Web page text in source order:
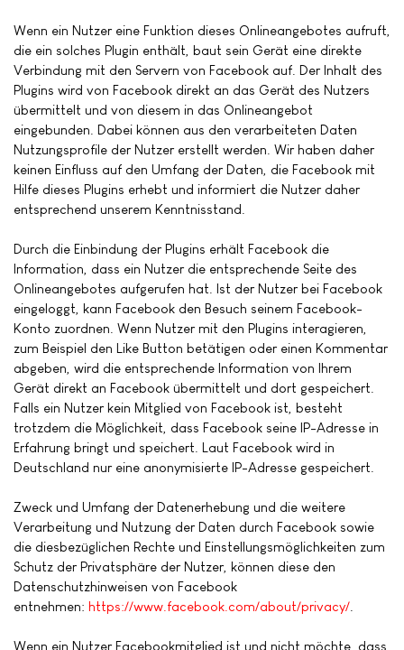
Wenn ein Nutzer eine Funktion dieses Onlineangebotes aufruft,
die ein solches Plugin enthält, baut sein Gerät eine direkte
Verbindung mit den Servern von Facebook auf. Der Inhalt des
Plugins wird von Facebook direkt an das Gerät des Nutzers
übermittelt und von diesem in das Onlineangebot
eingebunden. Dabei können aus den verarbeiteten Daten
Nutzungsprofile der Nutzer erstellt werden. Wir haben daher
keinen Einfluss auf den Umfang der Daten, die Facebook mit
Hilfe dieses Plugins erhebt und informiert die Nutzer daher
entsprechend unserem Kenntnisstand.
Durch die Einbindung der Plugins erhält Facebook die
Information, dass ein Nutzer die entsprechende Seite des
Onlineangebotes aufgerufen hat. Ist der Nutzer bei Facebook
eingeloggt, kann Facebook den Besuch seinem Facebook-
Konto zuordnen. Wenn Nutzer mit den Plugins interagieren,
zum Beispiel den Like Button betätigen oder einen Kommentar
abgeben, wird die entsprechende Information von Ihrem
Gerät direkt an Facebook übermittelt und dort gespeichert.
Falls ein Nutzer kein Mitglied von Facebook ist, besteht
trotzdem die Möglichkeit, dass Facebook seine IP-Adresse in
Erfahrung bringt und speichert. Laut Facebook wird in
Deutschland nur eine anonymisierte IP-Adresse gespeichert.
Zweck und Umfang der Datenerhebung und die weitere
Verarbeitung und Nutzung der Daten durch Facebook sowie
die diesbezüglichen Rechte und Einstellungsmöglichkeiten zum
Schutz der Privatsphäre der Nutzer, können diese den
Datenschutzhinweisen von Facebook
entnehmen: https://www.facebook.com/about/privacy/
Wenn ein Nutzer Facebookmitglied ist und nicht möchte, dass